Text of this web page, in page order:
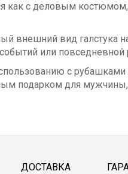
как с деловым костюмом,
внешний вид галстука
или повседневной
с
подарком для
ДОСТАВКА